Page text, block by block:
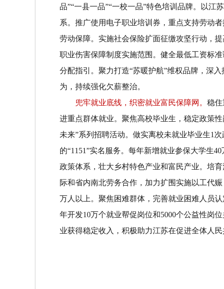
品”“一县一品”“一校一品”特色培训品牌。以江
系。推广使用电子职业培训券，重点支持劳动
劳动保障。 实施社会保险扩面征缴攻坚行动，
职业伤害保障制度实施范围。健全最低工资标
分配指引。聚力打造“苏暖护航”维权品牌，深
为，持续强化欠薪整治。
兜牢就业底线，织密就业富民保障网。 稳
进重点群体就业。 聚焦高校毕业生， 稳定政策
未来”系列招聘活动。做实离校未就业毕业生1 次
的“1151”实名服务。每年新增就业参保大学生40
政策体系，壮大乡村特色产业和富民产业。培
际和省内南北劳务合作，加力扩围实施以工代
万人以上。 聚焦困难群体， 完善就业困难人员
年开发10万个就业帮促岗位和5000个公益性岗
业获得稳定收入，积极助力江苏在促进全体人民